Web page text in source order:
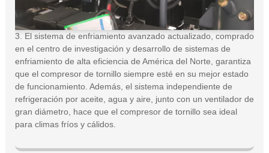
3. El sistema de enfriamiento avanzado actualizado, comprado
en el centro de investigación y desarrollo de sistemas de
enfriamiento de alta eficiencia de América del Norte, garantiza
que el compresor de tornillo siempre esté en su mejor estado
de funcionamiento. Además, el sistema independiente de
refrigeración por aceite, agua y aire, junto con un ventilador de
gran diámetro, hace que el compresor de tornillo sea ideal
para climas fríos y cálidos.